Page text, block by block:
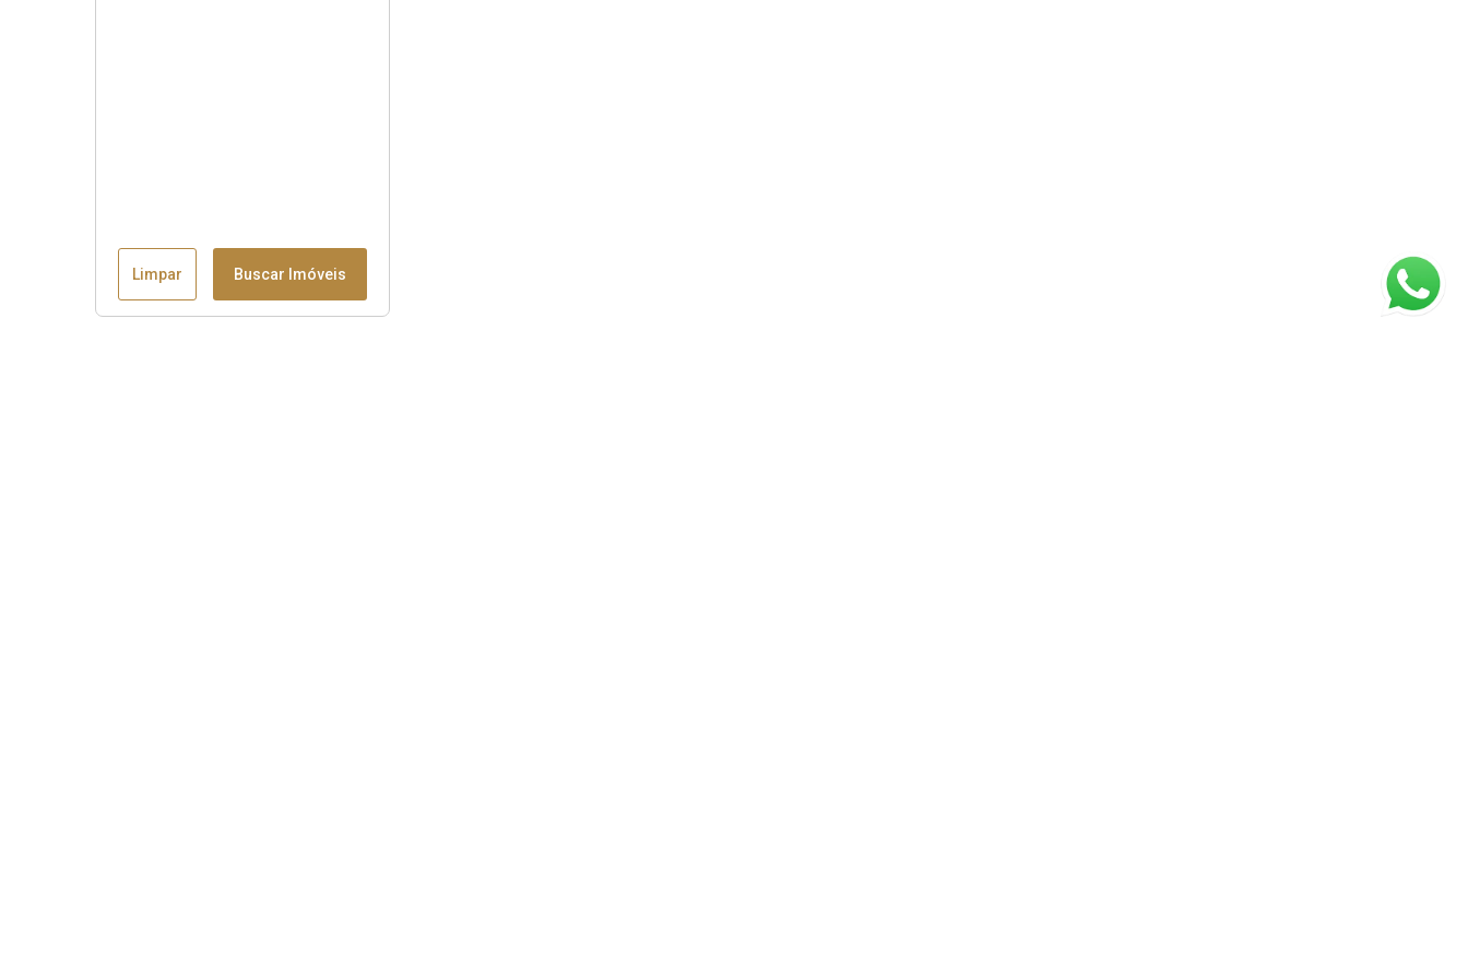
Limpar Buscar Imóveis